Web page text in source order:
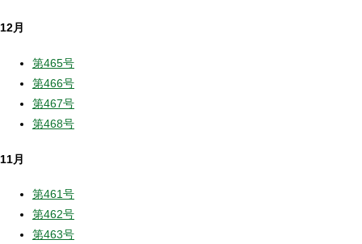
12月
第465号
第466号
第467号
第468号
11月
第461号
第462号
第463号